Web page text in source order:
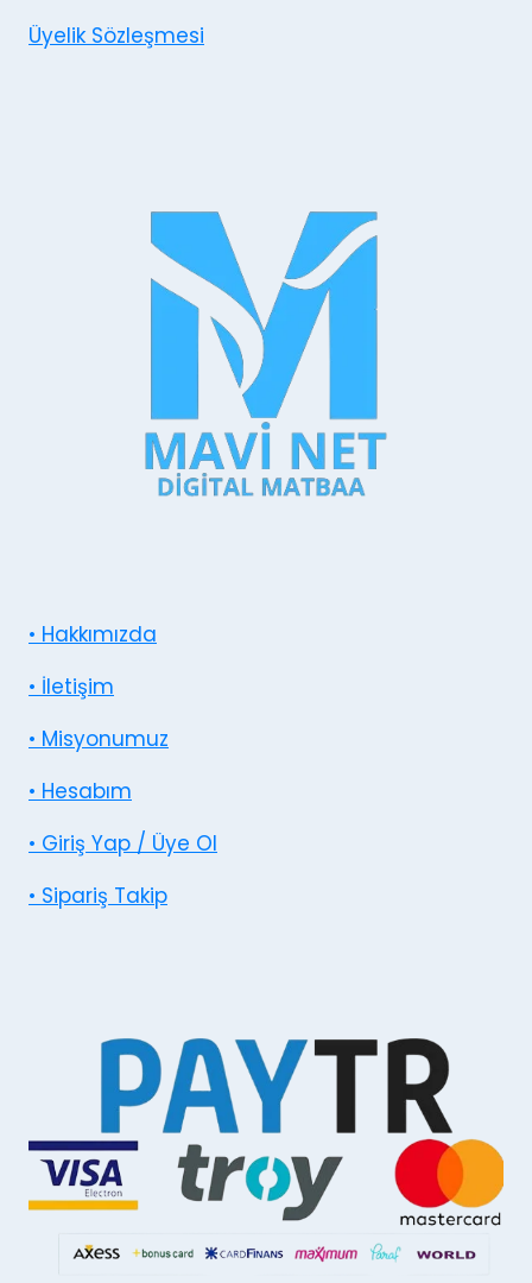
Üyelik Sözleşmesi
• Hakkımızda
• İletişim
• Misyonumuz
• Hesabım
• Giriş Yap / Üye Ol
• Sipariş Takip